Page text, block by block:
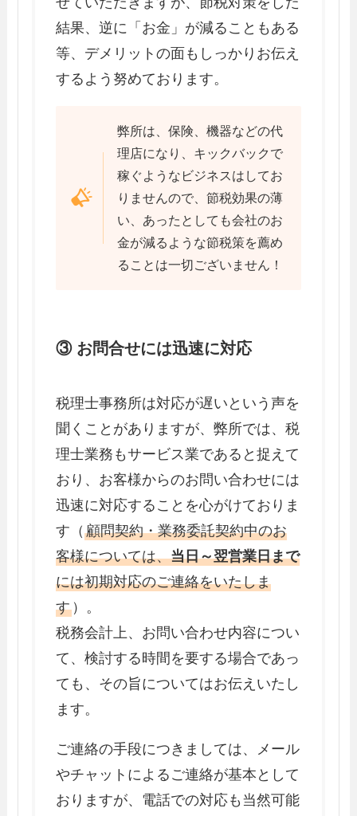
結果、逆に「お金」が減ることもある
等、デメリットの面もしっかりお伝え
するよう努めております。
弊所は、保険、機器などの代
理店になり、キックバックで
稼ぐようなビジネスはしてお
りませんので、節税効果の薄
い、あったとしても会社のお
金が減るような節税策を薦め
ることは一切ございません！
③ お問合せには迅速に対応
税理士事務所は対応が遅いという声を
聞くことがありますが、弊所では、税
理士業務もサービス業であると捉えて
おり、お客様からのお問い合わせには
迅速に対応することを心がけておりま
す（顧問契約・業務委託契約中のお
客様については、当日～翌営業日まで
には初期対応のご連絡をいたしま
す ）。
税務会計上、お問い合わせ内容につい
て、検討する時間を要する場合であっ
ても、その旨についてはお伝えいたし
ます。
ご連絡の手段につきましては、メール
やチャットによるご連絡が基本として
おりますが、電話での対応も当然可能